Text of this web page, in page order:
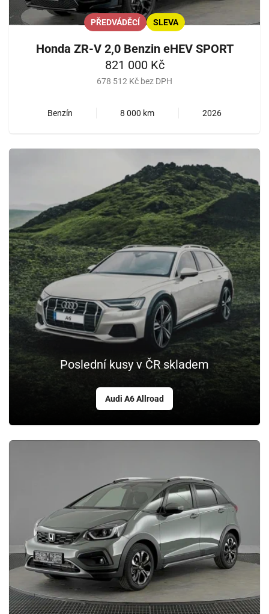
PŘEDVÁDĚCÍ SLEVA
Honda ZR-V 2,0 Benzin eHEV SPORT
821 000 Kč
678 512 Kč bez DPH
Benzín 8 000 km 2026
Poslední kusy v ČR skladem
Audi A6 Allroad